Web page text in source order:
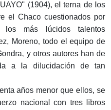
(1904), el terna de los
el Chaco cuestionados por
más lúcidos talentos
Moreno, todo el equipo de
y otros autores han de
a la dilucidación de tan
años menor que ellos, se
nacional con tres libros